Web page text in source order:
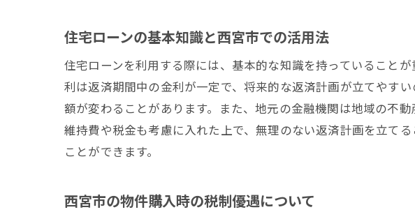
不動産投資とし
最新の不動産
理想の住まいを見
理想の不動産
住宅ローンの
住宅ローンの基本知識と西宮市での活用法
住宅ローンを利用する際には、基本的な知識を持っていること
利は返済期間中の金利が一定で、将来的な返済計画が立てやす
額が変わることがあります。また、地元の金融機関は地域の不
維持費や税金も考慮に入れた上で、無理のない返済計画を立て
ことができます。
西宮市の物件購入時の税制優遇について